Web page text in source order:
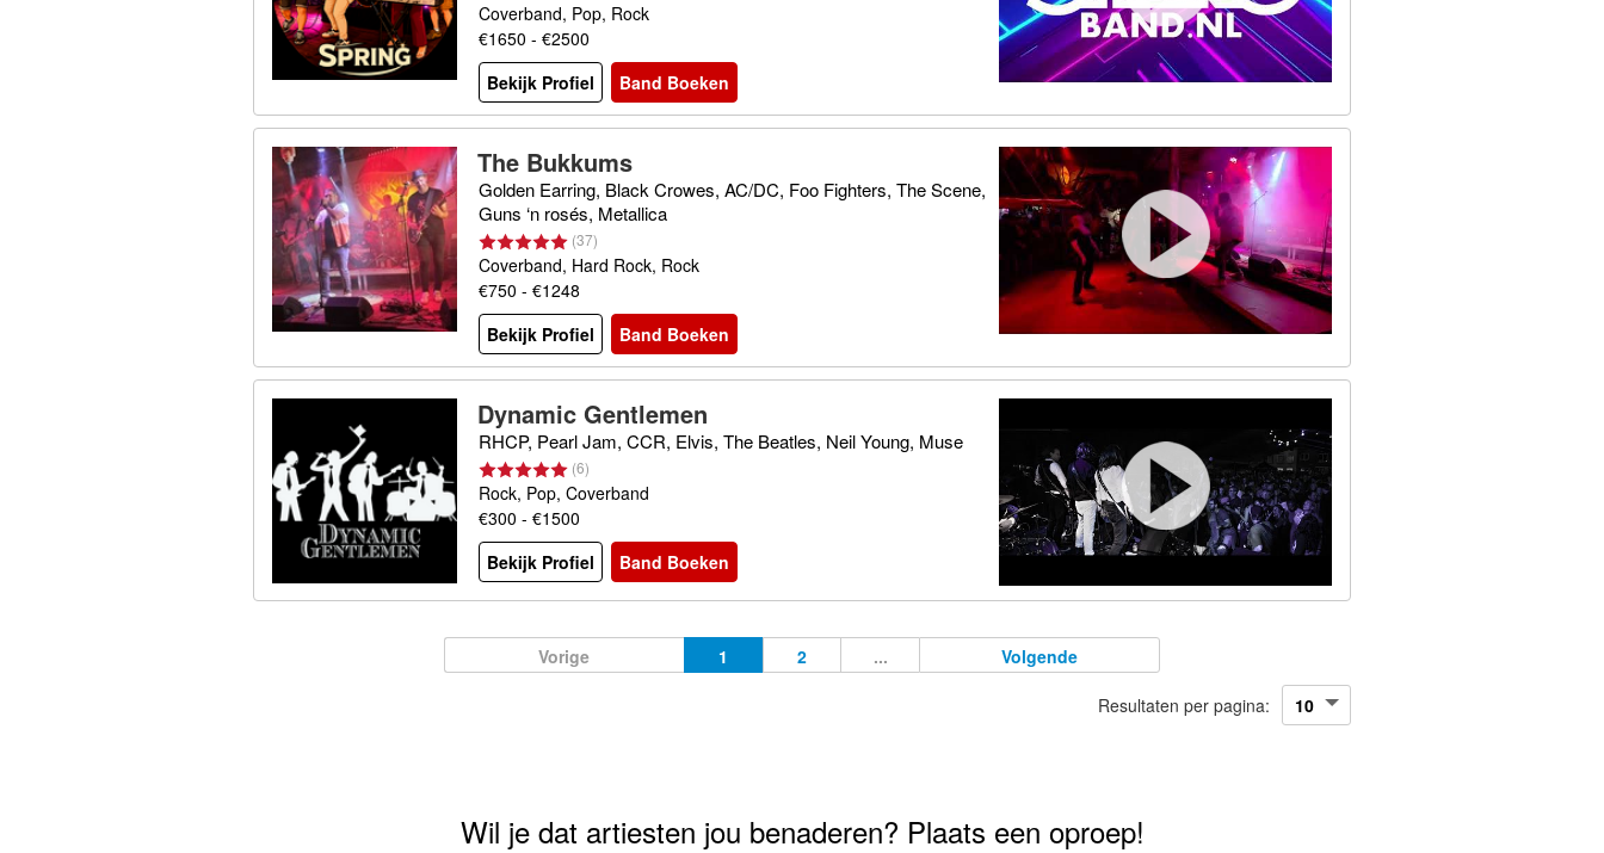
Coverband, Pop, Rock
€1650 - €2500
Bekijk Profiel
Band Boeken
The Bukkums
Golden Earring, Black Crowes, AC/DC, Foo Fighters, The Scene,
Guns ‘n rosés, Metallica
(37)
Coverband, Hard Rock, Rock
€750 - €1248
Bekijk Profiel
Band Boeken
Dynamic Gentlemen
RHCP, Pearl Jam, CCR, Elvis, The Beatles, Neil Young, Muse
(6)
Rock, Pop, Coverband
€300 - €1500
Bekijk Profiel
Band Boeken
Vorige 1 2 ... Volgende
Resultaten per pagina:
Wil je dat artiesten jou benaderen? Plaats een oproep!